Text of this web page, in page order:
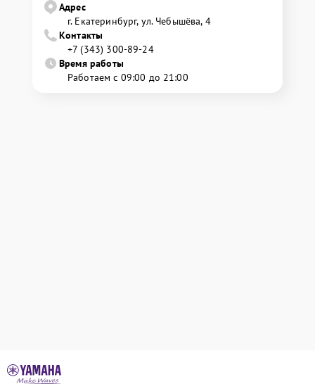
Адрес
г. Екатеринбург, ул. Чебышёва, 4
Контакты
+7 (343) 300-89-24
Время работы
Работаем с 09:00 до 21:00